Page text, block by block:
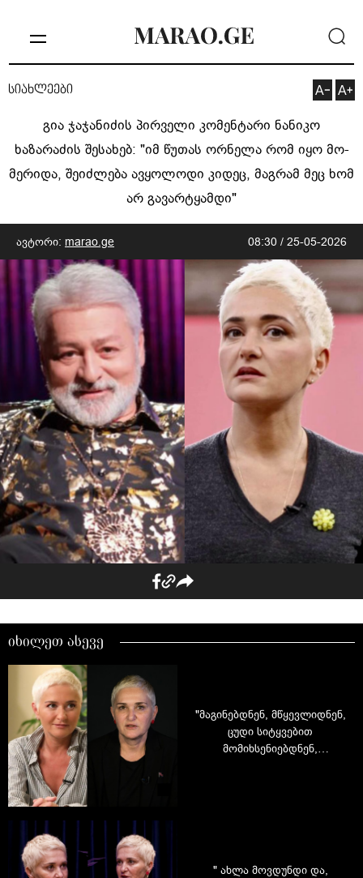
სიახლეები
გია ჯაჯანიძის პირველი კომენტარი ნანიკო
ხაზარაძის შესახებ: "იმ წუ­თას ორ­ნე­ლა რომ იყო მო­
მე­რი­და, შე­იძ­ლე­ბა ავ­ყო­ლო­დი კი­დეც, მაგ­რამ მეც ხომ
არ გა­ვარ­ტყამ­დი"
ავტორი: marao.ge 08:30 / 25-05-2026
იხილეთ ასევე
"მაგინებდნენ, მწყევლიდნენ,
ცუდი სიტყვებით
მომიხსენიებდნენ,
" ახლა მოვდუნდი და,